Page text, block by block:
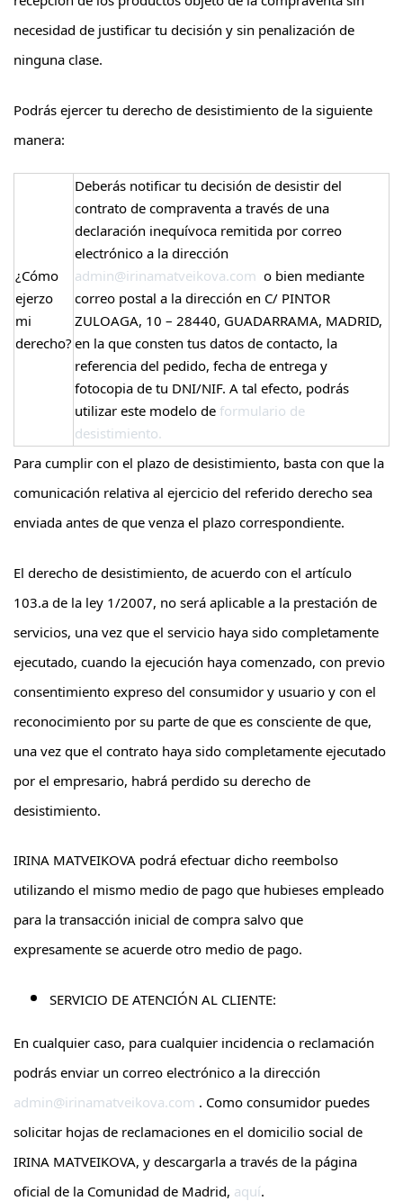
necesidad de justificar tu decisión y sin penalización de
ninguna clase.
Podrás ejercer tu derecho de desistimiento de la siguiente
manera:
¿Cómo
ejerzo
mi
derecho?
Deberás notificar tu decisión de desistir del
contrato de compraventa a través de una
declaración inequívoca remitida por correo
electrónico a la dirección
admin@irinamatveikova.com o bien mediante
correo postal a la dirección en C/ PINTOR
ZULOAGA, 10 – 28440, GUADARRAMA, MADRID,
en la que consten tus datos de contacto, la
referencia del pedido, fecha de entrega y
fotocopia de tu DNI/NIF. A tal efecto, podrás
utilizar este modelo de formulario de
desistimiento.
Para cumplir con el plazo de desistimiento, basta con que la
comunicación relativa al ejercicio del referido derecho sea
enviada antes de que venza el plazo correspondiente.
El derecho de desistimiento, de acuerdo con el artículo
103.a de la ley 1/2007, no será aplicable a la prestación de
servicios, una vez que el servicio haya sido completamente
ejecutado, cuando la ejecución haya comenzado, con previo
consentimiento expreso del consumidor y usuario y con el
reconocimiento por su parte de que es consciente de que,
una vez que el contrato haya sido completamente ejecutado
por el empresario, habrá perdido su derecho de
desistimiento.
IRINA MATVEIKOVA podrá efectuar dicho reembolso
utilizando el mismo medio de pago que hubieses empleado
para la transacción inicial de compra salvo que
expresamente se acuerde otro medio de pago.
SERVICIO DE ATENCIÓN AL CLIENTE:
En cualquier caso, para cualquier incidencia o reclamación
podrás enviar un correo electrónico a la dirección
admin@irinamatveikova.com . Como consumidor puedes
solicitar hojas de reclamaciones en el domicilio social de
IRINA MATVEIKOVA, y descargarla a través de la página
oficial de la Comunidad de Madrid, aquí.